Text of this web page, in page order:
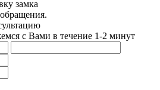
замка
с Вами в течение 1-2 минут